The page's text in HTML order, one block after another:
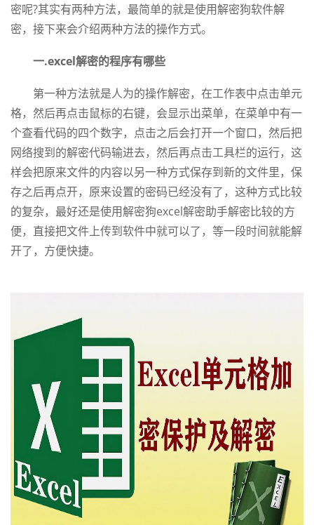
密呢?其实有两种方法，最简单的就是使用解密狗软件解
密，接下来会介绍两种方法的操作方式。
一.excel解密的程序有哪些
第一种方法就是人为的操作解密，在工作表中点击单元
格，然后再点击鼠标的右键，会显示出菜单，在菜单中有一
个查看代码的四个数字，点击之后会打开一个窗口，然后把
网络搜到的解密代码输进去，然后再点击工具栏的运行，这
样会把原来文件的内容以另一种方式保存到新的文件里，保
存之后再点开，原来设置的密码已经没有了，这种方式比较
的复杂，最好还是使用解密狗excel解密助手解密比较的方
便，直接把文件上传到软件中就可以了，等一段时间就能解
开了，方便快捷。